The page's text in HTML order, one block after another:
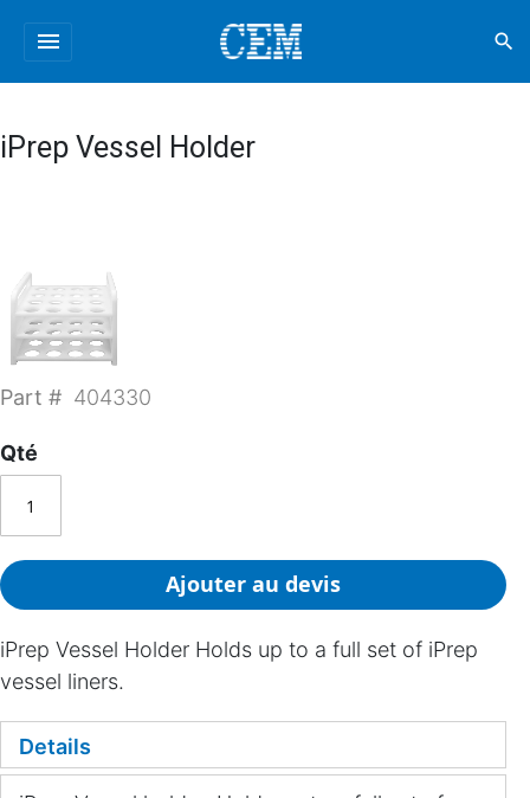
menu search
iPrep Vessel Holder
Part # 404330
Qté
Ajouter au devis
iPrep Vessel Holder Holds up to a full set of iPrep
vessel liners.
Details